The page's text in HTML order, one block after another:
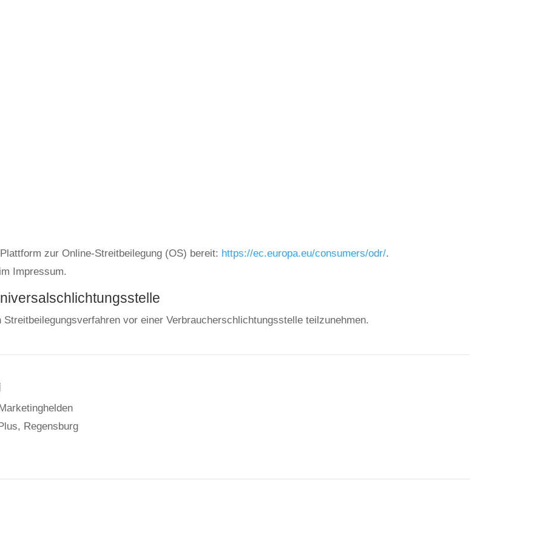
zur Online-Streitbeilegung (OS) bereit: https://ec.europa.eu/consumers/odr/.
Impressum.
vor einer Verbraucherschlichtungsstelle teilzunehmen.
Regensburg